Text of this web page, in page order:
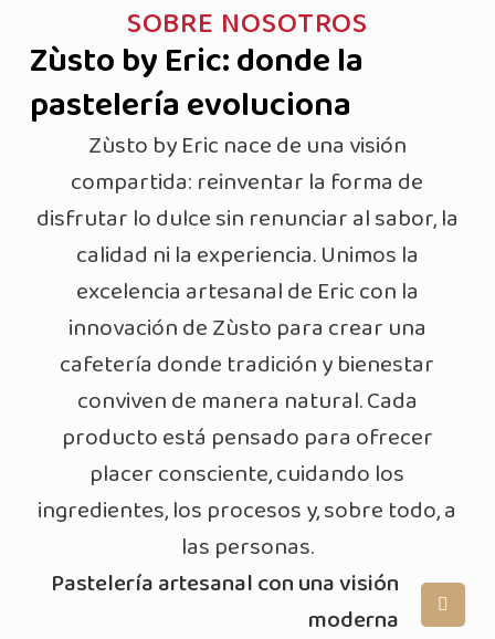
SOBRE NOSOTROS
Zùsto by Eric: donde la
pastelería evoluciona
Zùsto by Eric nace de una visión
compartida: reinventar la forma de
disfrutar lo dulce sin renunciar al sabor, la
calidad ni la experiencia. Unimos la
excelencia artesanal de Eric con la
innovación de Zùsto para crear una
cafetería donde tradición y bienestar
conviven de manera natural. Cada
producto está pensado para ofrecer
placer consciente, cuidando los
ingredientes, los procesos y, sobre todo, a
las personas.
Pastelería artesanal con una visión
moderna